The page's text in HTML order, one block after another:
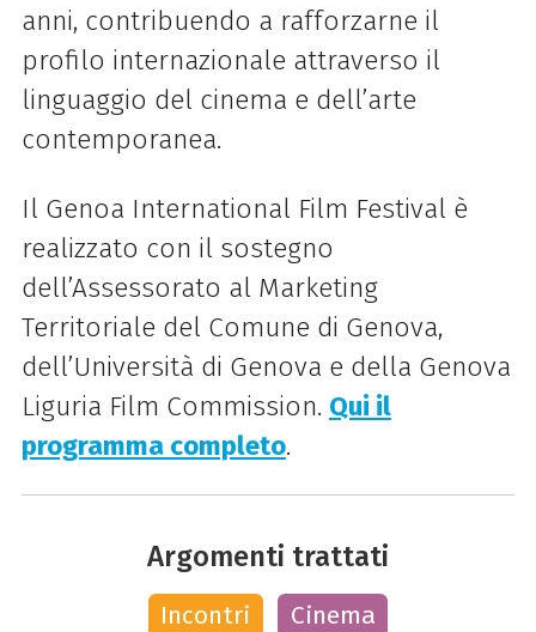
anni, contribuendo a rafforzarne il
profilo internazionale attraverso il
linguaggio del cinema e dell’arte
contemporanea.
Il Genoa International Film Festival è
realizzato con il sostegno
dell’Assessorato al Marketing
Territoriale del Comune di Genova,
dell’Università di Genova e della Genova
Liguria Film Commission. Qui il
programma completo.
Argomenti trattati
Incontri Cinema